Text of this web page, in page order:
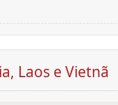
Laos e Vietnã